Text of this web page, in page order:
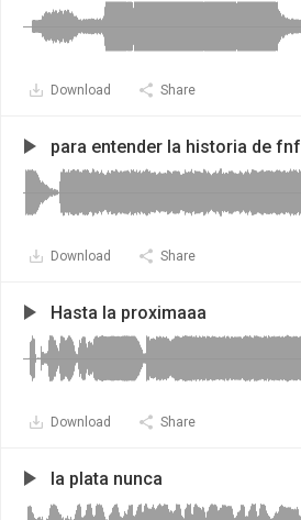
Download Share
para entender la historia de fnf
Download Share
Hasta la proximaaa
Download Share
la plata nunca